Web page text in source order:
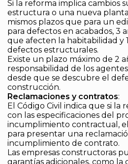
Si la reforma implica cambios
estructura o una nueva
mismos plazos que para un
para defectos en acabados, 3
que afecten la habitabilidad y
defectos estructurales.
Existe un plazo máximo de 2
responsabilidad de los
desde que se descubre el
construcción.
Reclamaciones y contratos:
El Código Civil indica que si la
con las especificaciones del
incumplimiento contractual,
para presentar una
incumplimiento de contrato.
Las empresas constructoras
garantías adicionales, como